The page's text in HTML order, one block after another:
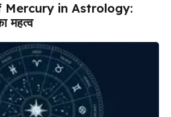
in Astrology:
महत्व